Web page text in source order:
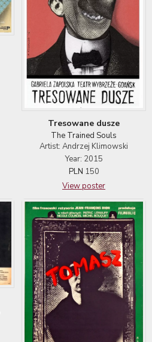
Tresowane dusze
The Trained Souls
Artist: Andrzej Klimowski
Year: 2015
PLN 150
View poster